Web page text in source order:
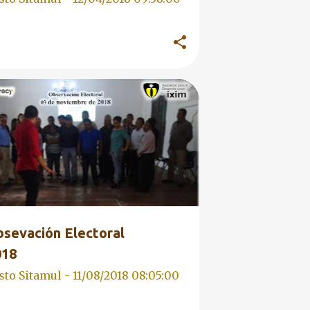
Electoral
Sitamul - 11/08/2018 08:05:00
2018 EDUCACIÓN CÍVICA +
CIUDADANA